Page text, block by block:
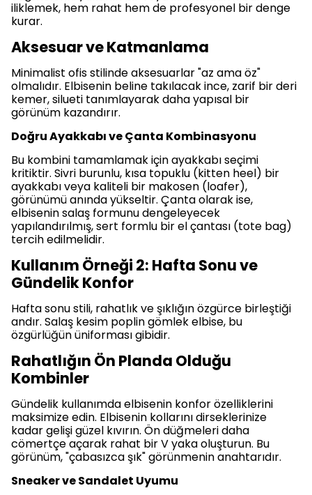
iliklemek, hem rahat hem de profesyonel bir denge
kurar.
Aksesuar ve Katmanlama
Minimalist ofis stilinde aksesuarlar "az ama öz"
olmalıdır. Elbisenin beline takılacak ince, zarif bir deri
kemer, silueti tanımlayarak daha yapısal bir
görünüm kazandırır.
Doğru Ayakkabı ve Çanta Kombinasyonu
Bu kombini tamamlamak için ayakkabı seçimi
kritiktir. Sivri burunlu, kısa topuklu (kitten heel) bir
ayakkabı veya kaliteli bir makosen (loafer),
görünümü anında yükseltir. Çanta olarak ise,
elbisenin salaş formunu dengeleyecek
yapılandırılmış, sert formlu bir el çantası (tote bag)
tercih edilmelidir.
Kullanım Örneği 2: Hafta Sonu ve
Gündelik Konfor
Hafta sonu stili, rahatlık ve şıklığın özgürce birleştiği
andır. Salaş kesim poplin gömlek elbise, bu
özgürlüğün üniforması gibidir.
Rahatlığın Ön Planda Olduğu
Kombinler
Gündelik kullanımda elbisenin konfor özelliklerini
maksimize edin. Elbisenin kollarını dirseklerinize
kadar gelişi güzel kıvırın. Ön düğmeleri daha
cömertçe açarak rahat bir V yaka oluşturun. Bu
görünüm, "çabasızca şık" görünmenin anahtarıdır.
Sneaker ve Sandalet Uyumu